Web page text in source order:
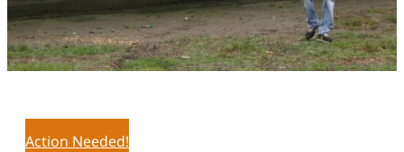
Action Needed!